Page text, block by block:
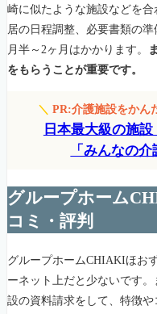
崎に似たような施設などを
居の日程調整、必要書類の
月半～2ヶ月はかかります。
をもらうことが重要です。
＼PR:介護施設をかん
日本最大級の施
「みんなの
グループホーム
コミ・評判
グループホームCHIAKIほお
ーネット上だと少ないです
設の資料請求をして、特徴